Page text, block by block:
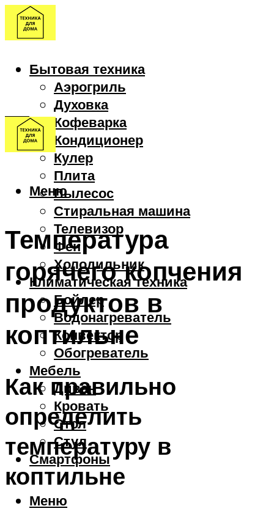
Бытовая техника
Аэрогриль
Духовка
Кофеварка
Кондиционер
Кулер
Плита
Пылесос
Стиральная машина
Телевизор
Фен
Холодильник
Климатическая техника
Бойлер
Водонагреватель
Конвектор
Обогреватель
Мебель
Диван
Кровать
Стол
Стул
Смартфоны
Меню
Меню
Температура
горячего копчения
продуктов в
коптильне
Как правильно
определить
температуру в
коптильне